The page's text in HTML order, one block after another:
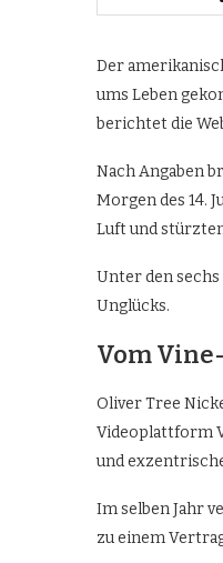
Der
ums Leben
berichtet die
Nach Angaben
Morgen des 14.
Luft und
Unter den
Unglücks.
Vom
Oliver Tree
Videoplattform
und
Im selben Jahr
zu einem